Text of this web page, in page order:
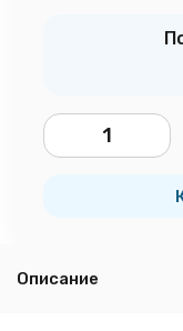
Описание